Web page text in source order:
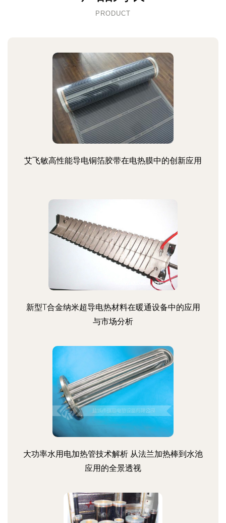
PRODUCT
艾飞敏高性能导电铜箔胶带在电热膜中的创新应用
新型T合金纳米超导电热材料在暖通设备中的应用
与市场分析
大功率水用电加热管技术解析 从法兰加热棒到水池
应用的全景透视